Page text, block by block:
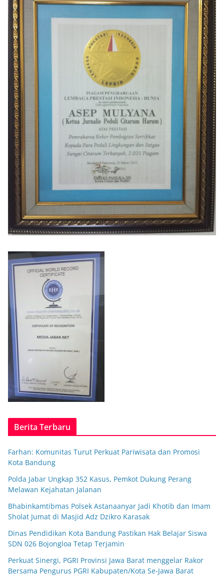
Berita Terbaru
Farhan: Komunitas Turut Perkuat Pariwisata dan Promosi
Kota Bandung
Polda Jabar Ungkap 352 Kasus, Pemkot Dukung Perang
Melawan Kejahatan Jalanan
Bhabinkamtibmas Polsek Astanaanyar Jadi Khotib dan Imam
Sholat Jumat di Masjid Adz Dzikro Karasak
Dinas Pendidikan Kota Bandung Pastikan Hak Belajar Siswa
SDN 026 Bojongloa Tetap Terjamin
Perkuat Sinergi, PGRI Provinsi Jawa Barat menggelar Rakor
Bersama Pengurus PGRI Kabupaten/Kota Se-Jawa Barat